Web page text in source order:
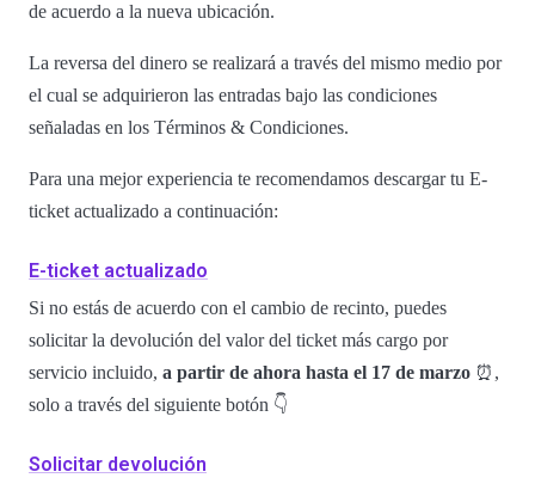
de acuerdo a la nueva ubicación.
La reversa del dinero se realizará a través del mismo medio por
el cual se adquirieron las entradas bajo las condiciones
señaladas en los Términos & Condiciones.
Para una mejor experiencia te recomendamos descargar tu E-
ticket actualizado a continuación:
E-ticket actualizado
Si no estás de acuerdo con el cambio de recinto, puedes
solicitar la devolución del valor del ticket más cargo por
servicio incluido, a partir de ahora hasta el 17 de marzo ⏰,
solo a través del siguiente botón 👇
Solicitar devolución